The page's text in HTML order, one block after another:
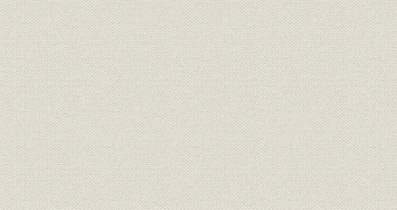
財務・業績 事業別損益、同上百分比 昭和3年度
財務・業績 事業別損益 昭和3年度
財務・業績 営業成績累年比較 明治37年